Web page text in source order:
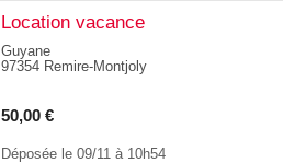
Location vacance
Guyane
97354 Remire-Montjoly
50,00 €
Déposée le 09/11 à 10h54